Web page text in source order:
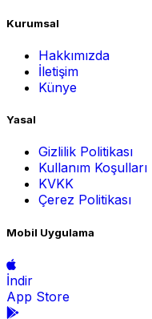
Kurumsal
Hakkımızda
İletişim
Künye
Yasal
Gizlilik Politikası
Kullanım Koşulları
KVKK
Çerez Politikası
Mobil Uygulama
İndir
App Store